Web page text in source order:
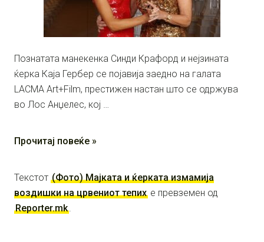
Познатата манекенка Синди Крафорд и нејзината
ќерка Каја Гербер се појавија заедно на галата
LACMA Art+Film, престижен настан што се одржува
во Лос Анџелес, кој …
Прочитај повеќе »
Текстот (Фото) Мајката и ќерката измамија
воздишки на црвениот тепих е превземен од
Reporter.mk.